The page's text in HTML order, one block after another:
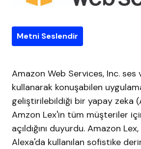
Metni Seslendir
Amazon Web Services, Inc. ses
kullanarak konuşabilen
geliştirilebildiği bir yapay zeka
Amzon Lex'in tüm müşteriler
açıldığını duyurdu. Amazon
Alexa'da kullanılan sofistike